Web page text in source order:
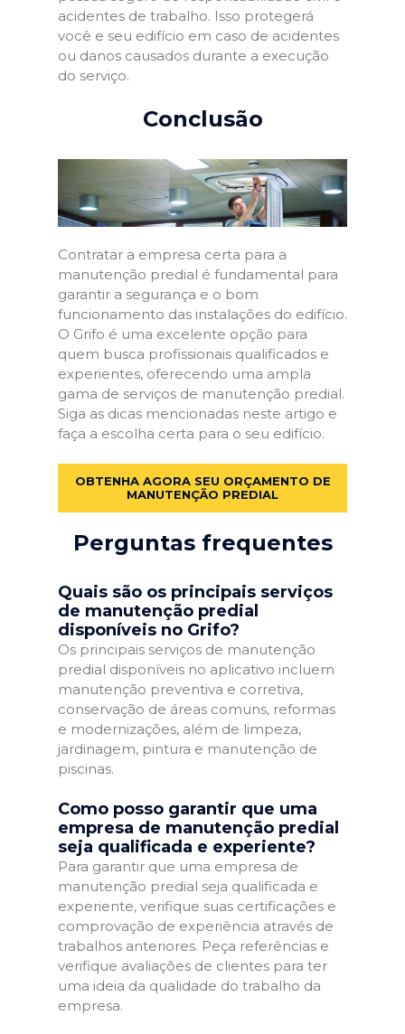
acidentes de trabalho. Isso protegerá
você e seu edifício em caso de acidentes
ou danos causados durante a execução
do serviço.
Conclusão
Contratar a empresa certa para a
manutenção predial é fundamental para
garantir a segurança e o bom
funcionamento das instalações do edifício.
O Grifo é uma excelente opção para
quem busca profissionais qualificados e
experientes, oferecendo uma ampla
gama de serviços de manutenção predial.
Siga as dicas mencionadas neste artigo e
faça a escolha certa para o seu edifício.
OBTENHA AGORA SEU ORÇAMENTO DE
MANUTENÇÃO PREDIAL
Perguntas frequentes
Quais são os principais serviços
de manutenção predial
disponíveis no Grifo?
Os principais serviços de manutenção
predial disponíveis no aplicativo incluem
manutenção preventiva e corretiva,
conservação de áreas comuns, reformas
e modernizações, além de limpeza,
jardinagem, pintura e manutenção de
piscinas.
Como posso garantir que uma
empresa de manutenção predial
seja qualificada e experiente?
Para garantir que uma empresa de
manutenção predial seja qualificada e
experiente, verifique suas certificações e
comprovação de experiência através de
trabalhos anteriores. Peça referências e
verifique avaliações de clientes para ter
uma ideia da qualidade do trabalho da
empresa.